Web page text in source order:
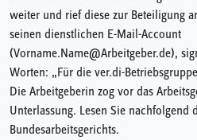
weiter und rief diese zur Beteiligung
seinen dienstlichen E-Mail-Account
(Vorname.Name@Arbeitgeber.de),
Worten: „Für die ver.di-
Die Arbeitgeberin zog vor das
Unterlassung. Lesen Sie nachfolgend
Bundesarbeitsgerichts.